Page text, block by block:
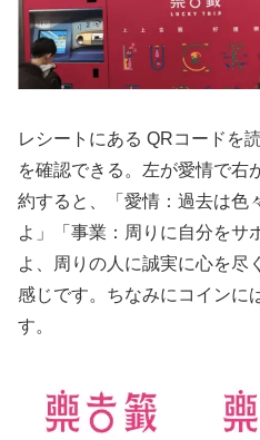
レシートにある QRコードを
を確認できる。左が愛情で右
約すると、「愛情：過去は色
よ」「事業：周りに自分をサ
よ、周りの人に誠実に心を尽
感じです。ちなみにコインに
す。